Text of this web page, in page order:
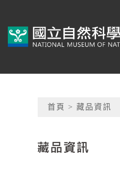
典藏網-國立
網頁導覽
首頁 > 藏品資訊